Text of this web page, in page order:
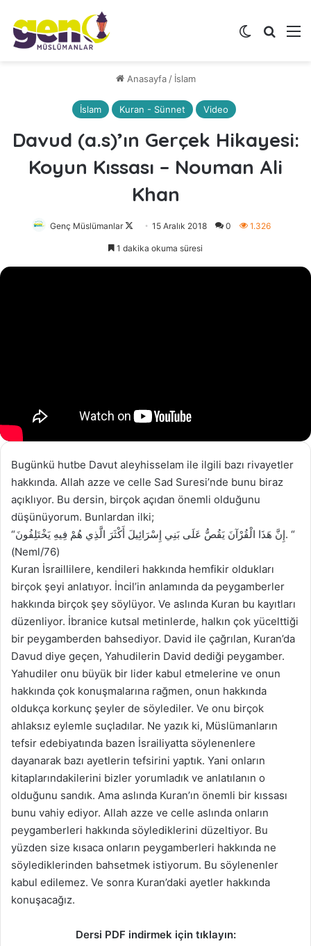
Dış
Anasayfa / İslam
İslam Kuran - Sünnet Video
Davud (a.s)’ın Gerçek Hikayesi:
Koyun Kıssası – Nouman Ali
Khan
Genç Müslümanlar
Follow
on
15 Aralık 2018 0 1.326
1 dakika okuma süresi
Bugünkü hutbe Davut aleyhisselam ile ilgili bazı rivayetler
hakkında. Allah azze ve celle Sad Suresi’nde bunu biraz
açıklıyor. Bu dersin, birçok açıdan önemli olduğunu
düşünüyorum. Bunlardan ilki;
“إِنَّ هَذَا الْقُرْآنَ يَقُصُّ عَلَى بَنِي إِسْرَائِيلَ أَكْثَرَ الَّذِي هُمْ فِيهِ يَخْتَلِفُونَ. “
(Neml/76)
Kuran İsraillilere, kendileri hakkında hemfikir oldukları
birçok şeyi anlatıyor. İncil’in anlamında da peygamberler
hakkında birçok şey söylüyor. Ve aslında Kuran bu kayıtları
düzenliyor. İbranice kutsal metinlerde, halkın çok yücelttiği
bir peygamberden bahsediyor. David ile çağrılan, Kuran’da
Davud diye geçen, Yahudilerin David dediği peygamber.
Yahudiler onu büyük bir lider kabul etmelerine ve onun
hakkında çok konuşmalarına rağmen, onun hakkında
oldukça korkunç şeyler de söylediler. Ve onu birçok
ahlaksız eylemle suçladılar. Ne yazık ki, Müslümanların
tefsir edebiyatında bazen İsrailiyatta söylenenlere
dayanarak bazı ayetlerin tefsirini yaptık. Yani onların
kitaplarındakilerini bizler yorumladık ve anlatılanın o
olduğunu sandık. Ama aslında Kuran’ın önemli bir kıssası
bunu vahiy ediyor. Allah azze ve celle aslında onların
peygamberleri hakkında söylediklerini düzeltiyor. Bu
yüzden size kısaca onların peygamberleri hakkında ne
söylediklerinden bahsetmek istiyorum. Bu söylenenler
kabul edilemez. Ve sonra Kuran’daki ayetler hakkında
konuşacağız.
Dersi PDF indirmek için tıklayın: